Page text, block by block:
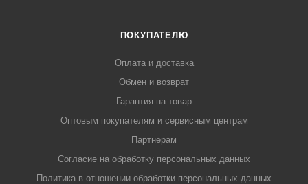
ПОКУПАТЕЛЮ
Оплата и доставка
Обмен и возврат
Гарантия на товар
Оптовым покупателям и сервисным центрам
Партнерам
Согласие на обработку персональных данных
Политика в отношении обработки персональных данных